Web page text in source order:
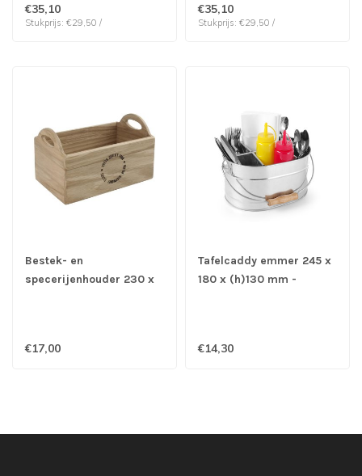
€35,10
Stukprijs: €29,50 /
€35,10
Stukprijs: €29,50 /
Bestek- en
specerijenhouder 230 x
€17,00
Tafelcaddy emmer 245 x
180 x (h)130 mm -
€14,30